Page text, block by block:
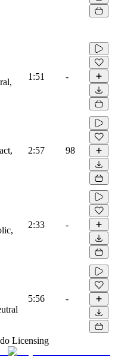
1:51 -
2:57 98
2:33 -
5:56 -
Licensing